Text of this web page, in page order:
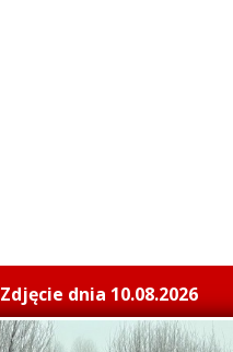
Zdjęcie dnia 10.08.2026